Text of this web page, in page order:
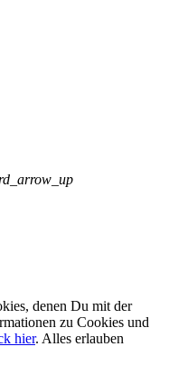
denen Du mit der
zu Cookies und
hier. Alles erlauben